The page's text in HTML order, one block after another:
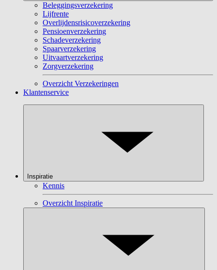
Beleggingsverzekering
Lijfrente
Overlijdensrisicoverzekering
Pensioenverzekering
Schadeverzekering
Spaarverzekering
Uitvaartverzekering
Zorgverzekering
Overzicht Verzekeringen
Klantenservice
Inspiratie
Kennis
Overzicht Inspiratie